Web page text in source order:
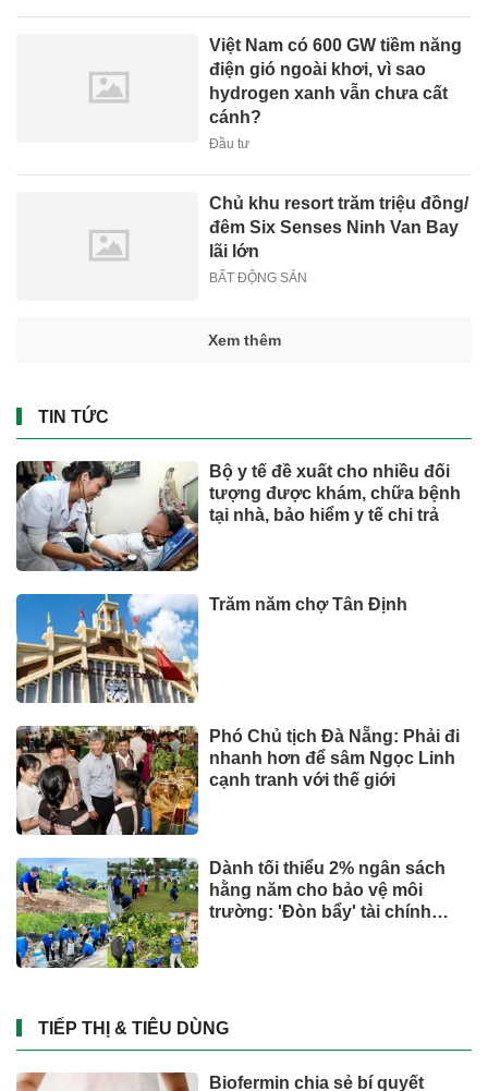
Việt Nam có 600 GW tiềm năng
điện gió ngoài khơi, vì sao
hydrogen xanh vẫn chưa cất
cánh?
Đầu tư
Chủ khu resort trăm triệu đồng/
đêm Six Senses Ninh Van Bay
lãi lớn
BẤT ĐỘNG SẢN
Xem thêm
TIN TỨC
Bộ y tế đề xuất cho nhiều đối
tượng được khám, chữa bệnh
tại nhà, bảo hiểm y tế chi trả
Trăm năm chợ Tân Định
Phó Chủ tịch Đà Nẵng: Phải đi
nhanh hơn để sâm Ngọc Linh
cạnh tranh với thế giới
Dành tối thiểu 2% ngân sách
hằng năm cho bảo vệ môi
trường: 'Đòn bẩy' tài chính
TIẾP THỊ & TIÊU DÙNG
Biofermin chia sẻ bí quyết